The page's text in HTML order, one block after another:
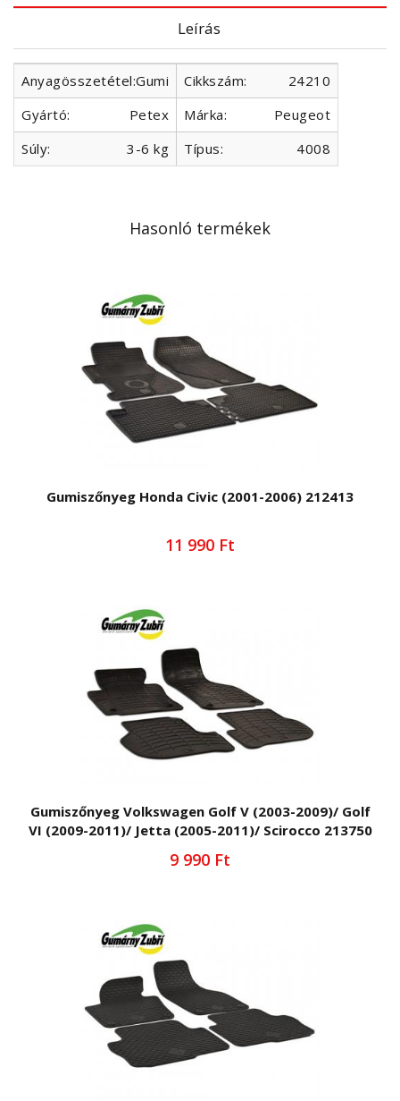
Leírás
Anyagösszetétel:Gumi Cikkszám:
24210
Gyártó:
Petex Márka:
Peugeot
Súly:
3-6 kg Típus: 4008
Hasonló termékek
Gumiszőnyeg Honda Civic (2001-2006) 212413
11 990 Ft
Gumiszőnyeg Volkswagen Golf V (2003-2009)/ Golf
VI (2009-2011)/ Jetta (2005-2011)/ Scirocco 213750
9 990 Ft